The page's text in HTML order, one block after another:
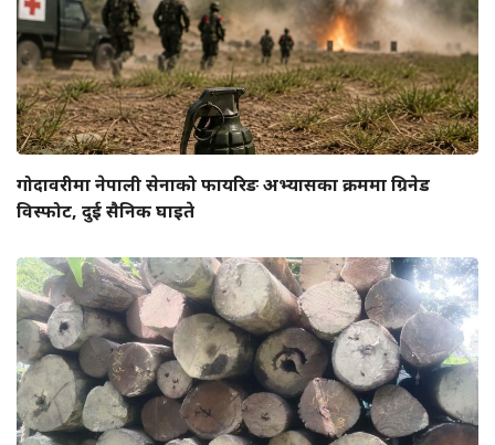
गोदावरीमा नेपाली सेनाको फायरिङ अभ्यासका क्रममा ग्रिनेड
विस्फोट, दुई सैनिक घाइते